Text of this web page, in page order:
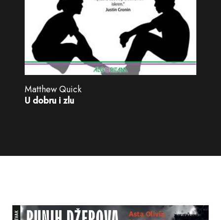
Matthew Quick
U dobru i zlu